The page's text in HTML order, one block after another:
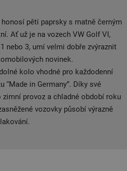
honosí pěti paprsky s matně černým
Ať už je na vozech VW Golf VI,
nebo 3, umí velmi dobře zvýraznit
novinek.
kolo vhodné pro každodenní
“Made in Germany”. Díky své
provoz a chladné období roku
vozovky působí výrazně